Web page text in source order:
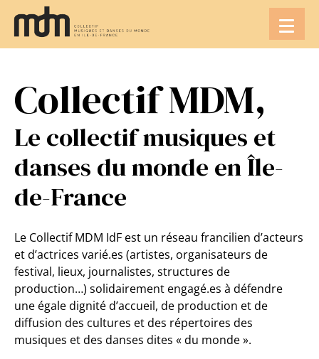
contenu
Collectif MDM,
Le collectif musiques et
danses du monde en Île-
de-France
Le Collectif MDM IdF est un réseau francilien d’acteurs
et d’actrices varié.es (artistes, organisateurs de
festival, lieux, journalistes, structures de
production…) solidairement engagé.es à défendre
une égale dignité d’accueil, de production et de
diffusion des cultures et des répertoires des
musiques et des danses dites « du monde ».